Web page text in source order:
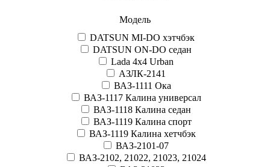
Модель
DATSUN MI-DO хэтчбэк
DATSUN ON-DO седан
Lada 4x4 Urban
АЗЛК-2141
ВАЗ-1111 Ока
ВАЗ-1117 Калина универсал
ВАЗ-1118 Калина седан
ВАЗ-1119 Калина спорт
ВАЗ-1119 Калина хетчбэк
ВАЗ-2101-07
ВАЗ-2102, 21022, 21023, 21024